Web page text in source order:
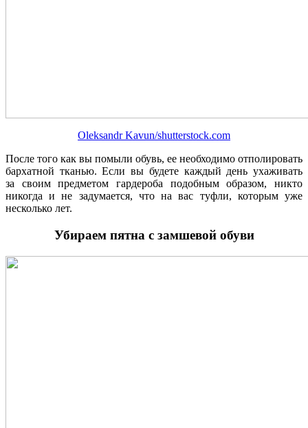
Oleksandr Kavun/shutterstock.com
После того как вы помыли обувь, ее необходимо отполировать
бархатной тканью. Если вы будете каждый день ухаживать
за своим предметом гардероба подобным образом, никто
никогда и не задумается, что на вас туфли, которым уже
несколько лет.
Убираем пятна с замшевой обуви